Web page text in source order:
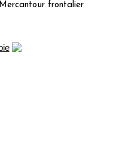
frontalier